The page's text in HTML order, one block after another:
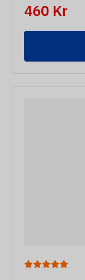
460 Kr